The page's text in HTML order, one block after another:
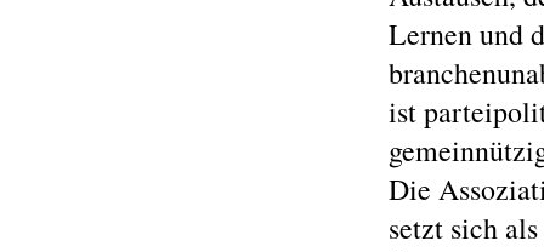
Lernen und
ist
Die
setzt sich